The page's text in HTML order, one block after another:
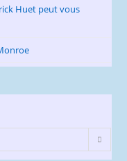
Huet peut vous